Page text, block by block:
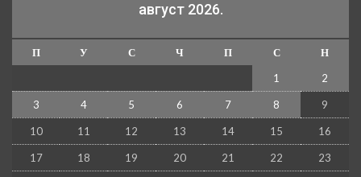
август 2026.
П У С Ч П С
Н
1
2
3 4 5 6 7 8 9
10 11 12 13 14 15 16
17 18 19 20 21 22 23